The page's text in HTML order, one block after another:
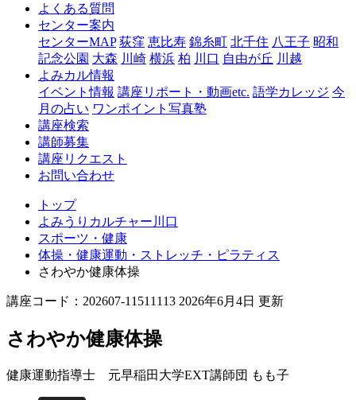
口
よくある質問
センター案内
センターMAP 荻窪 恵比寿 錦糸町 北千住 八王子 昭和
記念公園 大森 川崎 横浜 柏 川口 自由が丘 川越
よみカル情報
イベント情報 講座リポート・動画etc. 語学カレッジ 今
月の占い ワンポイント写真塾
講座検索
講師募集
講座リクエスト
お問い合わせ
トップ
よみうりカルチャー川口
スポーツ・健康
体操・健康運動・ストレッチ・ピラティス
さわやか健康体操
講座コード：202607-11511113 2026年6月4日 更新
さわやか健康体操
健康運動指導士 元早稲田大学EXT講師団 もも子